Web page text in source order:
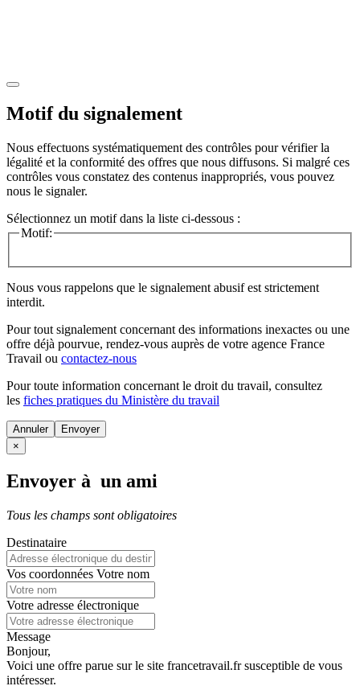
Motif du signalement
Nous effectuons systématiquement des contrôles pour vérifier la
légalité et la conformité des offres que nous diffusons. Si malgré ces
contrôles vous constatez des contenus inappropriés, vous pouvez
nous le signaler.
Sélectionnez un motif dans la liste ci-dessous :
Motif:
Nous vous rappelons que le signalement abusif est strictement
interdit.
Pour tout signalement concernant des informations inexactes ou une
offre déjà pourvue, rendez-vous auprès de votre agence France
Travail ou contactez-nous
Pour toute information concernant le droit du travail, consultez
les fiches pratiques du Ministère du travail
Annuler
×
Envoyer à un ami
Tous les champs sont obligatoires
Destinataire
Vos coordonnées Votre nom
Votre adresse électronique
Message
Bonjour,
Voici une offre parue sur le site francetravail.fr susceptible de vous
intéresser.